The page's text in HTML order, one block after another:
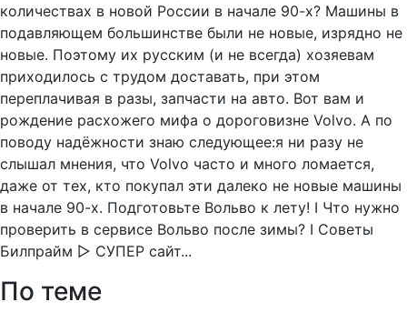
количествах в новой России в начале 90-х? Машины в
подавляющем большинстве были не новые, изрядно не
новые. Поэтому их русским (и не всегда) хозяевам
приходилось с трудом доставать, при этом
переплачивая в разы, запчасти на авто. Вот вам и
рождение расхожего мифа о дороговизне Volvo. А по
поводу надёжности знаю следующее:я ни разу не
слышал мнения, что Volvo часто и много ломается,
даже от тех, кто покупал эти далеко не новые машины
в начале 90-х. Подготовьте Вольво к лету! I Что нужно
проверить в сервисе Вольво после зимы? I Советы
Билпрайм ▷ СУПЕР сайт...
По теме